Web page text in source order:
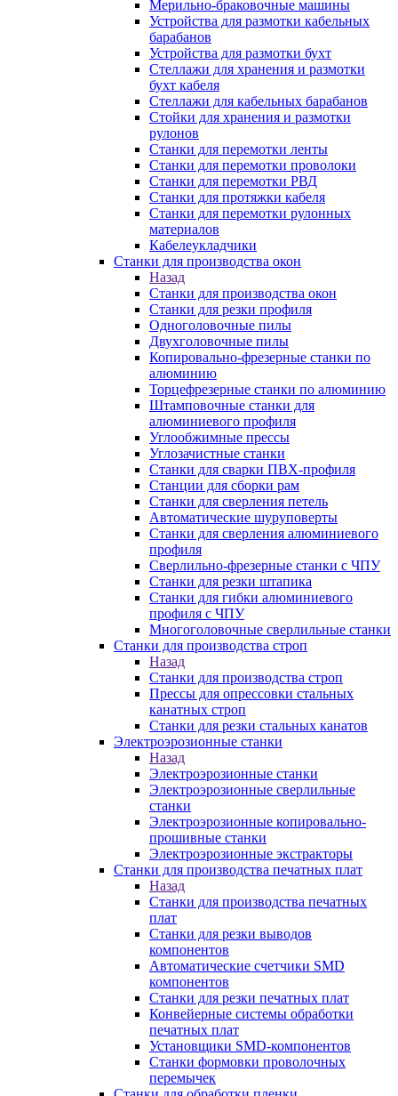
Мерильно-браковочные машины
Устройства для размотки кабельных
барабанов
Устройства для размотки бухт
Стеллажи для хранения и размотки
бухт кабеля
Стеллажи для кабельных барабанов
Стойки для хранения и размотки
рулонов
Станки для перемотки ленты
Станки для перемотки проволоки
Станки для перемотки РВД
Станки для протяжки кабеля
Станки для перемотки рулонных
материалов
Кабелеукладчики
Станки для производства окон
Назад
Станки для производства окон
Станки для резки профиля
Одноголовочные пилы
Двухголовочные пилы
Копировально-фрезерные станки по
алюминию
Торцефрезерные станки по алюминию
Штамповочные станки для
алюминиевого профиля
Углообжимные прессы
Углозачистные станки
Станки для сварки ПВХ-профиля
Станции для сборки рам
Станки для сверления петель
Автоматические шуруповерты
Станки для сверления алюминиевого
профиля
Сверлильно-фрезерные станки с ЧПУ
Станки для резки штапика
Станки для гибки алюминиевого
профиля с ЧПУ
Многоголовочные сверлильные станки
Станки для производства строп
Назад
Станки для производства строп
Прессы для опрессовки стальных
канатных строп
Станки для резки стальных канатов
Электроэрозионные станки
Назад
Электроэрозионные станки
Электроэрозионные сверлильные
станки
Электроэрозионные копировально-
прошивные станки
Электроэрозионные экстракторы
Станки для производства печатных плат
Назад
Станки для производства печатных
плат
Станки для резки выводов
компонентов
Автоматические счетчики SMD
компонентов
Станки для резки печатных плат
Конвейерные системы обработки
печатных плат
Установщики SMD-компонентов
Станки формовки проволочных
перемычек